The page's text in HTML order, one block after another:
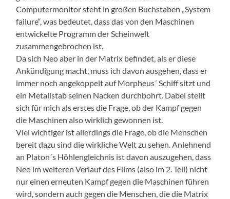
Computermonitor steht in großen Buchstaben „System
failure“, was bedeutet, dass das von den Maschinen
entwickelte Programm der Scheinwelt
zusammengebrochen ist.
Da sich Neo aber in der Matrix befindet, als er diese
Ankündigung macht, muss ich davon ausgehen, dass er
immer noch angekoppelt auf Morpheus´ Schiff sitzt und
ein Metallstab seinen Nacken durchbohrt. Dabei stellt
sich für mich als erstes die Frage, ob der Kampf gegen
die Maschinen also wirklich gewonnen ist.
Viel wichtiger ist allerdings die Frage, ob die Menschen
bereit dazu sind die wirkliche Welt zu sehen. Anlehnend
an Platon´s Höhlengleichnis ist davon auszugehen, dass
Neo im weiteren Verlauf des Films (also im 2. Teil) nicht
nur einen erneuten Kampf gegen die Maschinen führen
wird, sondern auch gegen die Menschen, die die Matrix